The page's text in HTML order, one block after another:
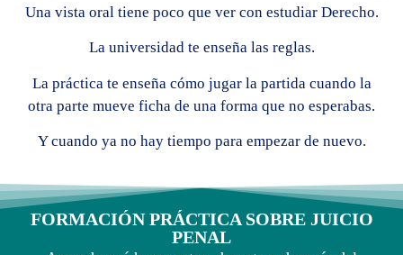
Una vista oral tiene poco que ver con estudiar Derecho.
La universidad te enseña las reglas.
La práctica te enseña cómo jugar la partida cuando la
otra parte mueve ficha de una forma que no esperabas.
Y cuando ya no hay tiempo para empezar de nuevo.
FORMACIÓN PRÁCTICA SOBRE JUICIO
PENAL